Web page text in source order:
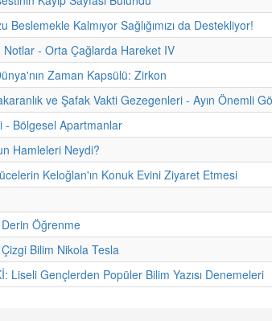
Beslemekle Kalmıyor Sağlığımızı da Destekliyor!
Notlar - Orta Çağlarda Hareket IV
Zaman Kapsülü: Zirkon
ve Şafak Vakti Gezegenleri - Ayın Önemli
- Bölgesel Apartmanlar
Hamleleri Neydi?
Keloğlan'ın Konuk Evini Ziyaret Etmesi
Derin Öğrenme
Çizgi Bilim Nikola Tesla
Liseli Gençlerden Popüler Bilim Yazısı Denemeleri